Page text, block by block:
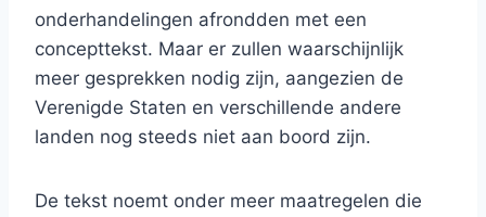
onderhandelingen afrondden met een
concepttekst. Maar er zullen waarschijnlijk
meer gesprekken nodig zijn, aangezien de
Verenigde Staten en verschillende andere
landen nog steeds niet aan boord zijn.
De tekst noemt onder meer maatregelen die